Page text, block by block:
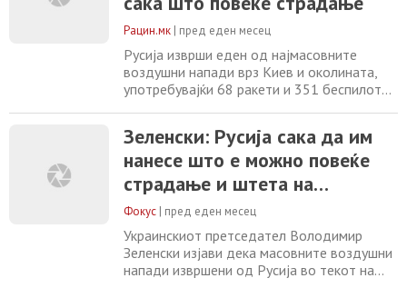
против Украина. Олександар ЛЕВЧЕНКО*
Во ноќта помеѓу 2 и 3 јули и во ноќта
Рацин.мк | пред еден месец
Русија изврши еден од најмасовните
воздушни напади врз Киев и околината,
употребувајќи 68 ракети и 351 беспилотно
дека намерно настојува да предизвика
што поголемо страдање и уништување.
поширокиот Киевски Регион. Погодени и
оштетени биле повеќекатни
Зеленски: Русија сака да им
нанесе што е можно повеќе
страдање и штета на
Украинците
Фокус | пред еден месец
Украинскиот претседател Володимир
Зеленски изјави дека масовните воздушни
напади извршени од Русија во текот на